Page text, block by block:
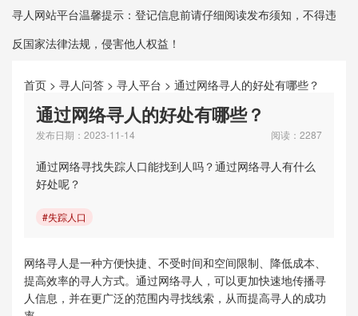
寻人网站平台温馨提示：登记信息前请仔细阅读发布须知，不得违
反国家法律法规，侵害他人权益！
首页 > 寻人问答 > 寻人平台 > 通过网络寻人的好处有哪些？
通过网络寻人的好处有哪些？
发布日期：2023-11-14 阅读：2287
通过网络寻找失踪人口能找到人吗？通过网络寻人有什么
好处呢？
#失踪人口
网络寻人是一种方便快捷、不受时间和空间限制、降低成本、
提高效率的寻人方式。通过网络寻人，可以更加快速地传播寻
人信息，并在更广泛的范围内寻找线索，从而提高寻人的成功